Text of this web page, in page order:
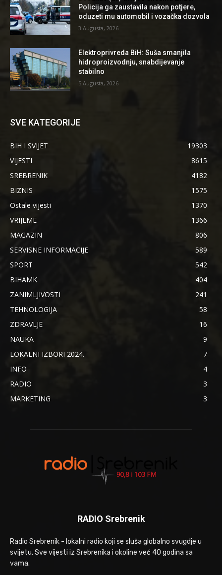
Policija ga zaustavila nakon potjere,
oduzeti mu automobil i vozačka dozvola
3 Augusta, 2026
Elektroprivreda BiH: Suša smanjila
hidroproizvodnju, snabdijevanje
stabilno
5 Augusta, 2026
SVE KATEGORIJE
BIH I SVIJET
19303
VIJESTI
8615
SREBRENIK
4182
BIZNIS
1575
Ostale vijesti
1370
VRIJEME
1366
MAGAZIN
806
SERVISNE INFORMACIJE
589
SPORT
542
BIHAMK
404
ZANIMLJIVOSTI
241
TEHNOLOGIJA
58
ZDRAVLJE
16
NAUKA
9
LOKALNI IZBORI 2024.
7
INFO
4
RADIO
3
MARKETING
3
RADIO Srebrenik
Radio Srebrenik - lokalni radio koji se sluša globalno svugdje u
svijetu. Sve vijesti iz Srebrenika i okoline već 40 godina sa
vama.